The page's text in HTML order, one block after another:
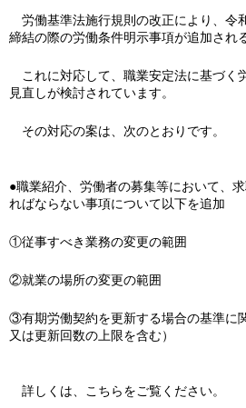
労働基準法施行規則の改正により、令
締結の際の労働条件明示事項が追加され
これに対応して、職業安定法に基づく
見直しが検討されています。
その対応の案は、次のとおりです。
●職業紹介、労働者の募集等において、
ればならない事項について以下を追加
①従事すべき業務の変更の範囲
②就業の場所の変更の範囲
③有期労働契約を更新する場合の基準に
又は更新回数の上限を含む）
詳しくは、こちらをご覧ください。